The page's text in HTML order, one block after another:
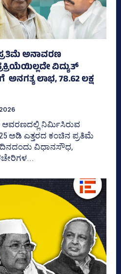
ಅನಾವರಣ
ವಿದ್ಯುತ್‌
ಅನಗತ್ಯ ಲಾಭ, 78.62 ಲಕ್ಷ
ನಿರ್ಮಿಸಿರುವ
ಅಡಿ ಎತ್ತರದ ಕಂಚಿನ ಪ್ರತಿಮೆ
ವಿಧಾನಸೌಧ,